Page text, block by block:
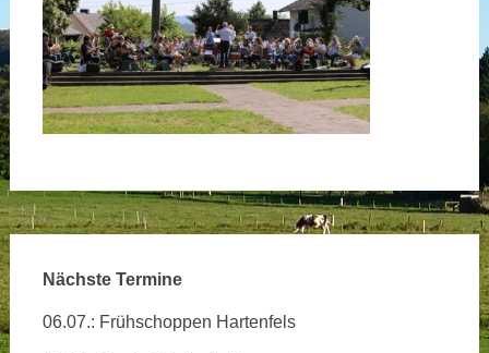
Nächste Termine
06.07.: Frühschoppen Hartenfels